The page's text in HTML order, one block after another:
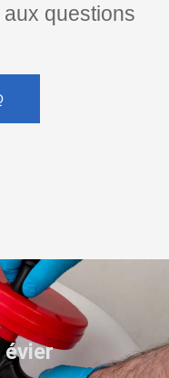
questions
évier